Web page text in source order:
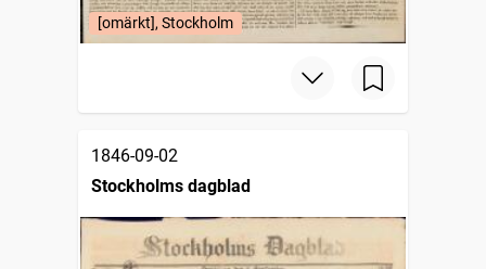
[omärkt], Stockholm
1846-09-02
Stockholms dagblad